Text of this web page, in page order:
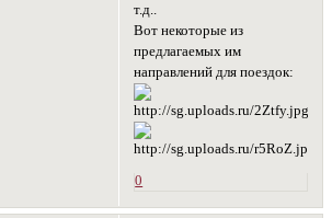
т.д..
Вот некоторые из
предлагаемых им
направлений для поездок:
0